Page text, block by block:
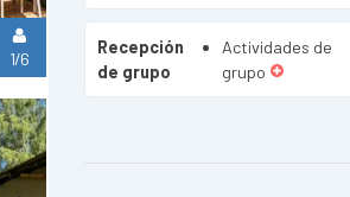
1/6
Recepción
de grupo
Actividades de
grupo